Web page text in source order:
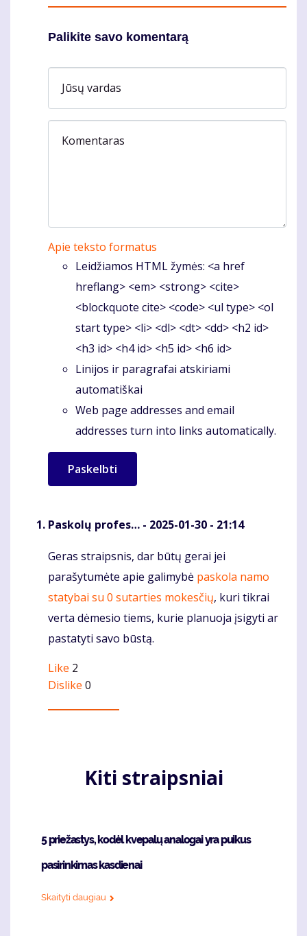
Palikite savo komentarą
Jūsų vardas
Komentaras
Apie teksto formatus
Leidžiamos HTML žymės: <a href
hreflang> <em> <strong> <cite>
<blockquote cite> <code> <ul type> <ol
start type> <li> <dl> <dt> <dd> <h2 id>
<h3 id> <h4 id> <h5 id> <h6 id>
Linijos ir paragrafai atskiriami
automatiškai
Web page addresses and email
addresses turn into links automatically.
Paskolų profes… - 2025-01-30 - 21:14
Komentaras
Geras straipsnis, dar būtų gerai jei
parašytumėte apie galimybė paskola namo
statybai su 0 sutarties mokesčių, kuri tikrai
verta dėmesio tiems, kurie planuoja įsigyti ar
pastatyti savo būstą.
Like 2
Dislike 0
Kiti straipsniai
5 priežastys, kodėl kvepalų analogai yra puikus
pasirinkimas kasdienai
Skaityti daugiau